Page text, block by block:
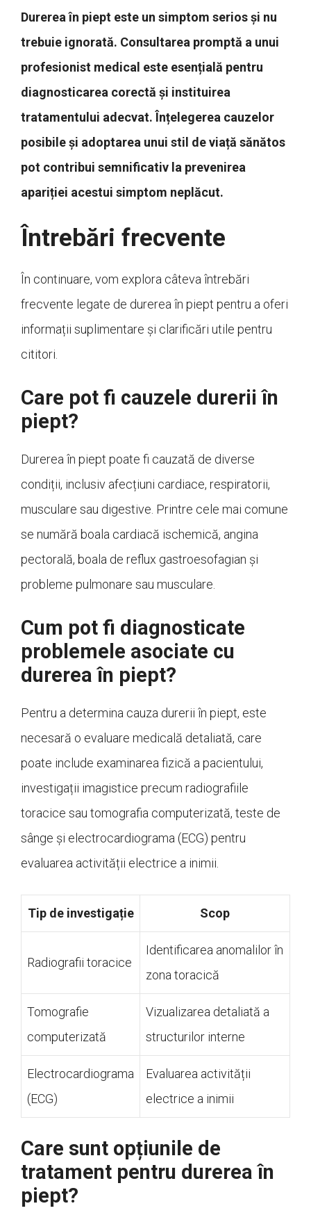
Durerea în piept este un simptom serios și nu
trebuie ignorată. Consultarea promptă a unui
profesionist medical este esențială pentru
diagnosticarea corectă și instituirea
tratamentului adecvat. Înțelegerea cauzelor
posibile și adoptarea unui stil de viață sănătos
pot contribui semnificativ la prevenirea
apariției acestui simptom neplăcut.
Întrebări frecvente
În continuare, vom explora câteva întrebări
frecvente legate de durerea în piept pentru a oferi
informații suplimentare și clarificări utile pentru
cititori.
Care pot fi cauzele durerii în
piept?
Durerea în piept poate fi cauzată de diverse
condiții, inclusiv afecțiuni cardiace, respiratorii,
musculare sau digestive. Printre cele mai comune
se numără boala cardiacă ischemică, angina
pectorală, boala de reflux gastroesofagian și
probleme pulmonare sau musculare.
Cum pot fi diagnosticate
problemele asociate cu
durerea în piept?
Pentru a determina cauza durerii în piept, este
necesară o evaluare medicală detaliată, care
poate include examinarea fizică a pacientului,
investigații imagistice precum radiografiile
toracice sau tomografia computerizată, teste de
sânge și electrocardiograma (ECG) pentru
evaluarea activității electrice a inimii.
Tip de investigație Scop
Radiografii toracice
Identificarea anomalilor în
zona toracică
Tomografie
computerizată
Vizualizarea detaliată a
structurilor interne
Electrocardiograma
(ECG)
Evaluarea activității
electrice a inimii
Care sunt opțiunile de
tratament pentru durerea în
piept?